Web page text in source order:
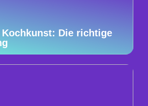
Kochkunst: Die richtige